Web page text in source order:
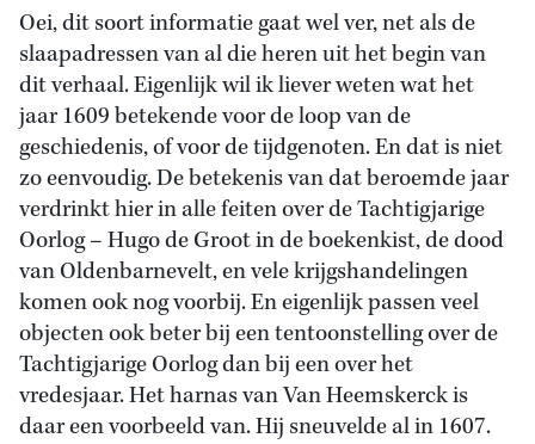
Oei, dit soort informatie gaat wel ver, net als de
slaapadressen van al die heren uit het begin van
dit verhaal. Eigenlijk wil ik liever weten wat het
jaar 1609 betekende voor de loop van de
geschiedenis, of voor de tijdgenoten. En dat is niet
zo eenvoudig. De betekenis van dat beroemde jaar
verdrinkt hier in alle feiten over de Tachtigjarige
Oorlog – Hugo de Groot in de boekenkist, de dood
van Oldenbarnevelt, en vele krijgshandelingen
komen ook nog voorbij. En eigenlijk passen veel
objecten ook beter bij een tentoonstelling over de
Tachtigjarige Oorlog dan bij een over het
vredesjaar. Het harnas van Van Heemskerck is
daar een voorbeeld van. Hij sneuvelde al in 1607.